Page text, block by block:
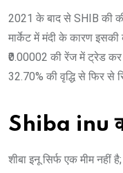
2021 के बाद से SHIB की
मार्केट में मंदी के कारण इसकी
₹0.00002 की रेंज में ट्रेड
32.70% की वृद्धि से फिर से
Shiba inu
शीबा इनू सिर्फ एक मीम नहीं